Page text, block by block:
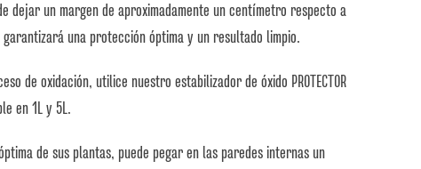
dejar un margen de aproximadamente un centímetro respecto a
garantizará una protección óptima y un resultado limpio.
de oxidación, utilice nuestro estabilizador de óxido PROTECTOR
en 1L y 5L.
de sus plantas, puede pegar en las paredes internas un